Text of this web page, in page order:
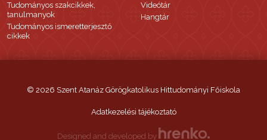
Tudományos szakcikkek,
tanulmanyok
Tudományos ismeretterjesztő
cikkek
Videótár
Hangtár
© 2026 Szent Atanáz Görögkatolikus Hittudományi Főiskola
Adatkezelési tájékoztató
Designed and developed by